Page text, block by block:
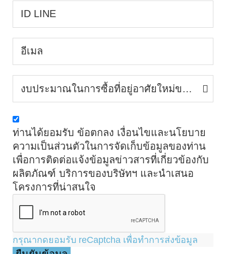
งบประมาณในการซื้อที่อยู่อาศัยใหม่ของท่าน
ท่านได้ยอมรับ ข้อตกลง เงื่อนไขและนโยบาย
ความเป็นส่วนตัวในการจัดเก็บข้อมูลของท่าน
เพื่อการติดต่อแจ้งข้อมูลข่าวสารที่เกี่ยวข้องกับ
ผลิตภัณฑ์ บริการของบริษัทฯ และนำเสนอ
โครงการที่น่าสนใจ
กรุณากดยอมรับ reCaptcha เพื่อทำการส่งข้อมูล